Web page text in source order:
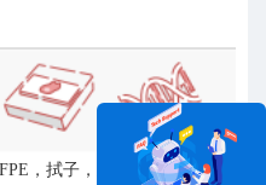
，拭子，总DNA等。建议总